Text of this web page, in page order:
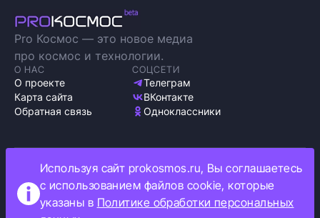
Pro Космос — это новое медиа
про космос и технологии.
О НАС
О проекте
Карта сайта
Обратная связь
СОЦСЕТИ
Телеграм
ВКонтакте
Одноклассники
Политика обработки персональных данных
Как мы используем cookie
Информация об ограничениях
Используя сайт prokosmos.ru, Вы соглашаетесь
с использованием файлов cookie, которые
указаны в Политике обработки персональных